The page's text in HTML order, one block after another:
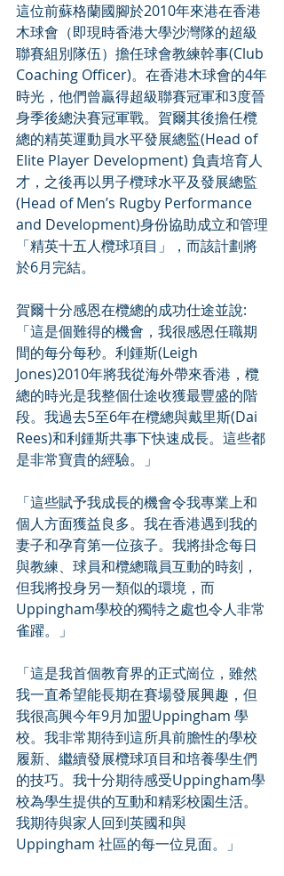
這位前蘇格蘭國腳於2010年來港在香港
木球會（即現時香港大學沙灣隊的超級
聯賽組別隊伍）擔任球會教練幹事(Club
Coaching Officer)。在香港木球會的4年
時光，他們曾贏得超級聯賽冠軍和3度晉
身季後總決賽冠軍戰。賀爾其後擔任欖
總的精英運動員水平發展總監(Head of
Elite Player Development) 負責培育人
才，之後再以男子欖球水平及發展總監
(Head of Men’s Rugby Performance
and Development)身份協助成立和管理
「精英十五人欖球項目」，而該計劃將
於6月完結。
賀爾十分感恩在欖總的成功仕途並說:
「這是個難得的機會，我很感恩任職期
間的每分每秒。利鍾斯(Leigh
Jones)2010年將我從海外帶來香港，欖
總的時光是我整個仕途收獲最豐盛的階
段。我過去5至6年在欖總與戴里斯(Dai
Rees)和利鍾斯共事下快速成長。這些都
是非常寶貴的經驗。」
「這些賦予我成長的機會令我專業上和
個人方面獲益良多。我在香港遇到我的
妻子和孕育第一位孩子。我將掛念每日
與教練、球員和欖總職員互動的時刻，
但我將投身另一類似的環境，而
Uppingham學校的獨特之處也令人非常
雀躍。」
「這是我首個教育界的正式崗位，雖然
我一直希望能長期在賽場發展興趣，但
我很高興今年9月加盟Uppingham 學
校。我非常期待到這所具前膽性的學校
履新、繼續發展欖球項目和培養學生們
的技巧。我十分期待感受Uppingham學
校為學生提供的互動和精彩校園生活。
我期待與家人回到英國和與
Uppingham 社區的每一位見面。」